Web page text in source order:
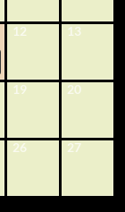
12 13
19 20
26 27